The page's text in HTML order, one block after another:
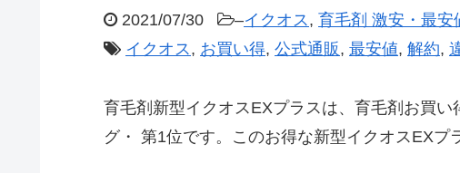
2021/07/30 –イクオス, 育毛剤 激安・最安
イクオス, お買い得, 公式通販, 最安値, 解約,
育毛剤新型イクオスEXプラスは、育毛剤お買
グ・ 第1位です。このお得な新型イクオスEX